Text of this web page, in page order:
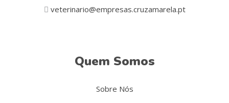
veterinario@empresas.cruzamarela.pt
Quem Somos
Sobre Nós